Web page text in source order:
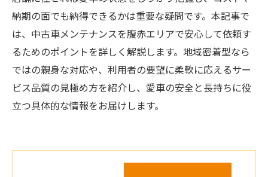
納期の面でも納得できるかは重要な疑問です。本記事で
は、中古車メンテナンスを腹赤エリアで安心して依頼す
るためのポイントを詳しく解説します。地域密着型なら
ではの親身な対応や、利用者の要望に柔軟に応えるサー
ビス品質の見極め方を紹介し、愛車の安全と長持ちに役
立つ具体的な情報をお届けします。